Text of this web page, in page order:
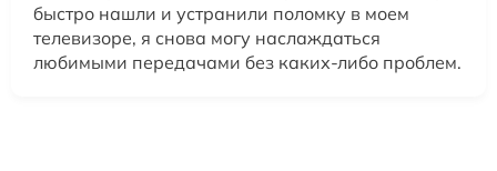
быстро нашли и устранили поломку в моем
телевизоре, я снова могу наслаждаться
любимыми передачами без каких-либо проблем.